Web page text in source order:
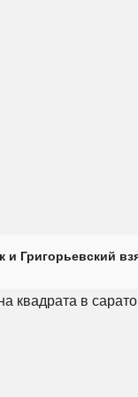
и Григорьевский